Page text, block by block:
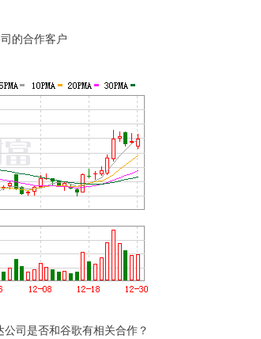
司是否和谷歌有相关合作？
200.89 1.42%